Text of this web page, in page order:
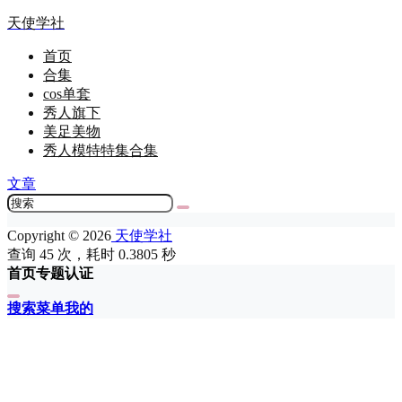
天使学社
首页
合集
cos单套
秀人旗下
美足美物
秀人模特特集合集
文章
Copyright © 2026 天使学社
查询 45 次，耗时 0.3805 秒
首页专题认证
搜索菜单我的